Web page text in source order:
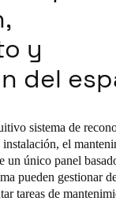
y
del
sistema de
el
un único panel
pueden gestionar
tareas de